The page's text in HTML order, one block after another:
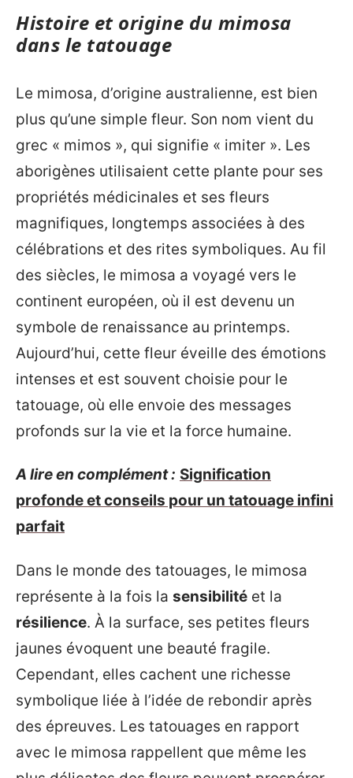
Histoire et origine du mimosa
dans le tatouage
Le mimosa, d’origine australienne, est bien
plus qu’une simple fleur. Son nom vient du
grec « mimos », qui signifie « imiter ». Les
aborigènes utilisaient cette plante pour ses
propriétés médicinales et ses fleurs
magnifiques, longtemps associées à des
célébrations et des rites symboliques. Au fil
des siècles, le mimosa a voyagé vers le
continent européen, où il est devenu un
symbole de renaissance au printemps.
Aujourd’hui, cette fleur éveille des émotions
intenses et est souvent choisie pour le
tatouage, où elle envoie des messages
profonds sur la vie et la force humaine.
A lire en complément : Signification
profonde et conseils pour un tatouage infini
parfait
Dans le monde des tatouages, le mimosa
représente à la fois la sensibilité et la
résilience. À la surface, ses petites fleurs
jaunes évoquent une beauté fragile.
Cependant, elles cachent une richesse
symbolique liée à l’idée de rebondir après
des épreuves. Les tatouages en rapport
avec le mimosa rappellent que même les